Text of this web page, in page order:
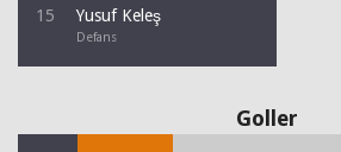
15 Yusuf Keleş
Defans
Goller